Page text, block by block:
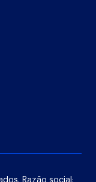
Razão social: